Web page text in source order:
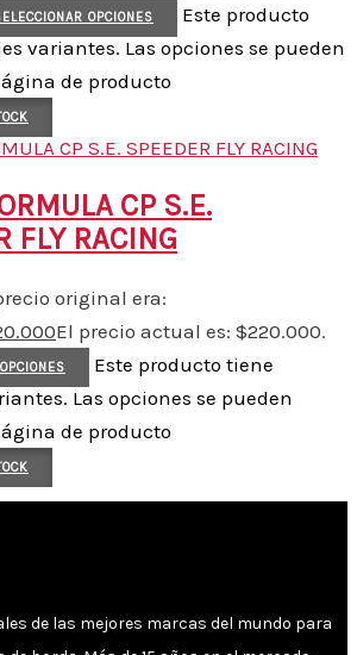
OPCIONES
Este producto
variantes. Las opciones se pueden
de producto
CP S.E.
FLY RACING
original era:
El precio actual es: $220.000.
Este producto tiene
Las opciones se pueden
de producto
de las mejores marcas del mundo para